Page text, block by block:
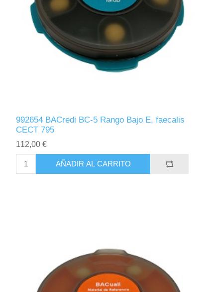
992654 BACredi BC-5 Rango Bajo E. faecalis
CECT 795
112,00 €
AÑADIR AL CARRITO